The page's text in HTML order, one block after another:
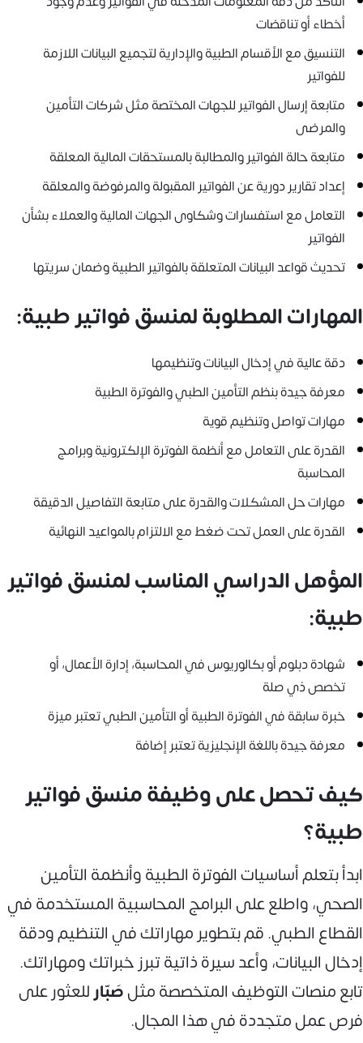
أخطاء أو تناقضات
التنسيق مع الأقسام الطبية والإدارية لتجميع البيانات اللازمة
للفواتير
متابعة إرسال الفواتير للجهات المختصة مثل شركات التأمين
والمرضى
متابعة حالة الفواتير والمطالبة بالمستحقات المالية المعلقة
إعداد تقارير دورية عن الفواتير المقبولة والمرفوضة والمعلقة
التعامل مع استفسارات وشكاوى الجهات المالية والعملاء بشأن
الفواتير
تحديث قواعد البيانات المتعلقة بالفواتير الطبية وضمان سريتها
المهارات المطلوبة لمنسق فواتير طبية:
دقة عالية في إدخال البيانات وتنظيمها
معرفة جيدة بنظم التأمين الطبي والفوترة الطبية
مهارات تواصل وتنظيم قوية
القدرة على التعامل مع أنظمة الفوترة الإلكترونية وبرامج
المحاسبة
مهارات حل المشكلات والقدرة على متابعة التفاصيل الدقيقة
القدرة على العمل تحت ضغط مع الالتزام بالمواعيد النهائية
المؤهل الدراسي المناسب لمنسق فواتير
طبية:
شهادة دبلوم أو بكالوريوس في المحاسبة، إدارة الأعمال، أو
تخصص ذي صلة
خبرة سابقة في الفوترة الطبية أو التأمين الطبي تعتبر ميزة
معرفة جيدة باللغة الإنجليزية تعتبر إضافة
كيف تحصل على وظيفة منسق فواتير
طبية؟
ابدأ بتعلم أساسيات الفوترة الطبية وأنظمة التأمين
الصحي، واطلع على البرامج المحاسبية المستخدمة في
القطاع الطبي. قم بتطوير مهاراتك في التنظيم ودقة
إدخال البيانات، وأعد سيرة ذاتية تبرز خبراتك ومهاراتك.
تابع منصات التوظيف المتخصصة مثلصَبّارللعثور على
فرص عمل متجددة في هذا المجال.